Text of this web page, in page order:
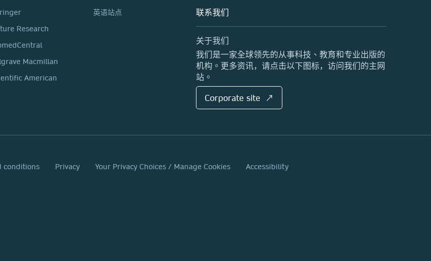
Research
Macmillan
American
英语站点
联系我们
关于我们
我们是一家全球领先的从事科技、教育和专业出版的
机构。更多资讯，请点击以下图标，访问我们的主网
站。
Corporate site ↗
conditions Privacy Your Privacy Choices / Manage Cookies Accessibility